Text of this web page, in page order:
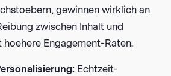
gewinnen wirklich an
zwischen Inhalt und
Engagement-Raten.
Echtzeit-